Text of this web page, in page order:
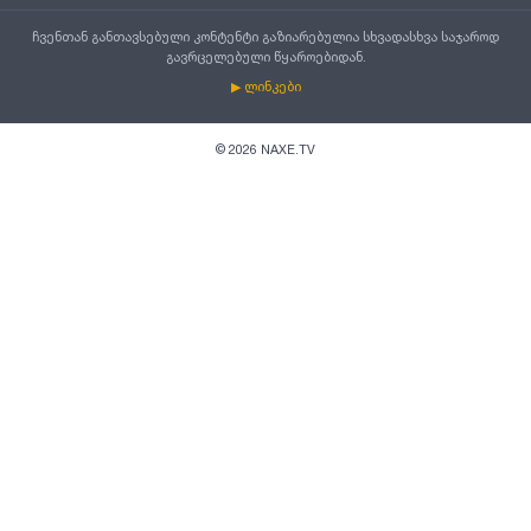
ჩვენთან განთავსებული კონტენტი გაზიარებულია სხვადასხვა საჯაროდ
გავრცელებული წყაროებიდან.
▶ ლინკები
© 2026 NAXE.TV